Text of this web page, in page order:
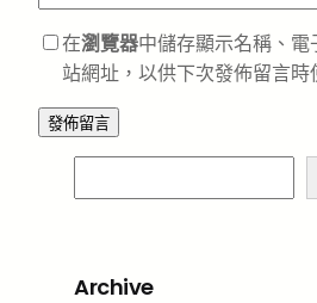
在瀏覽器中儲存顯示名稱、電
站網址，以供下次發佈留言時
e
c
Archive